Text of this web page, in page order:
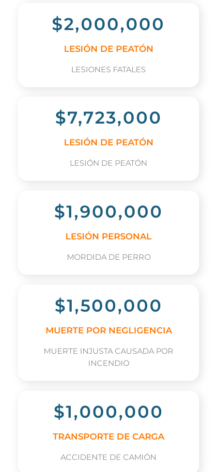
$2,000,000
LESIÓN DE PEATÓN
LESIONES FATALES
$7,723,000
LESIÓN DE PEATÓN
LESIÓN DE PEATÓN
$1,900,000
LESIÓN PERSONAL
MORDIDA DE PERRO
$1,500,000
MUERTE POR NEGLIGENCIA
MUERTE INJUSTA CAUSADA POR
INCENDIO
$1,000,000
TRANSPORTE DE CARGA
ACCIDENTE DE CAMIÓN